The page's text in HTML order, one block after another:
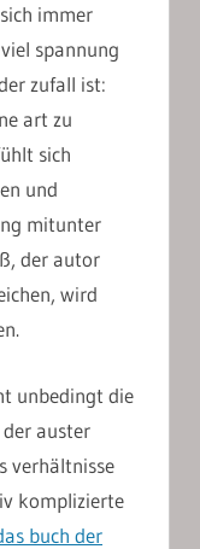
immer
spannung
zufall ist:
art zu
sich
und
mitunter
der autor
wird
unbedingt die
auster
verhältnisse
komplizierte
buch der